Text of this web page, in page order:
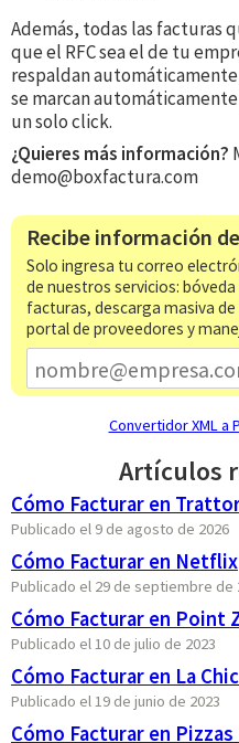
Además, todas las facturas
que el RFC sea el de tu
respaldan
se marcan
un solo click.
¿Quieres más información?
demo@boxfactura.com
Recibe información
Solo ingresa tu correo
de nuestros servicios:
facturas, descarga masiva de
portal de proveedores y
Convertidor XML a
Artículos
Cómo Facturar en
Publicado el 9 de agosto de 2026
Cómo Facturar en Netflix
Publicado el 29 de septiembre de
Cómo Facturar en Point
Publicado el 10 de julio de 2023
Cómo Facturar en La
Publicado el 19 de junio de 2023
Cómo Facturar en Pizzas